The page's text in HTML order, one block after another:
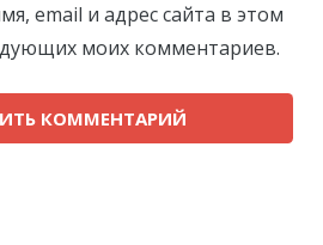
email и адрес сайта в этом
моих комментариев.